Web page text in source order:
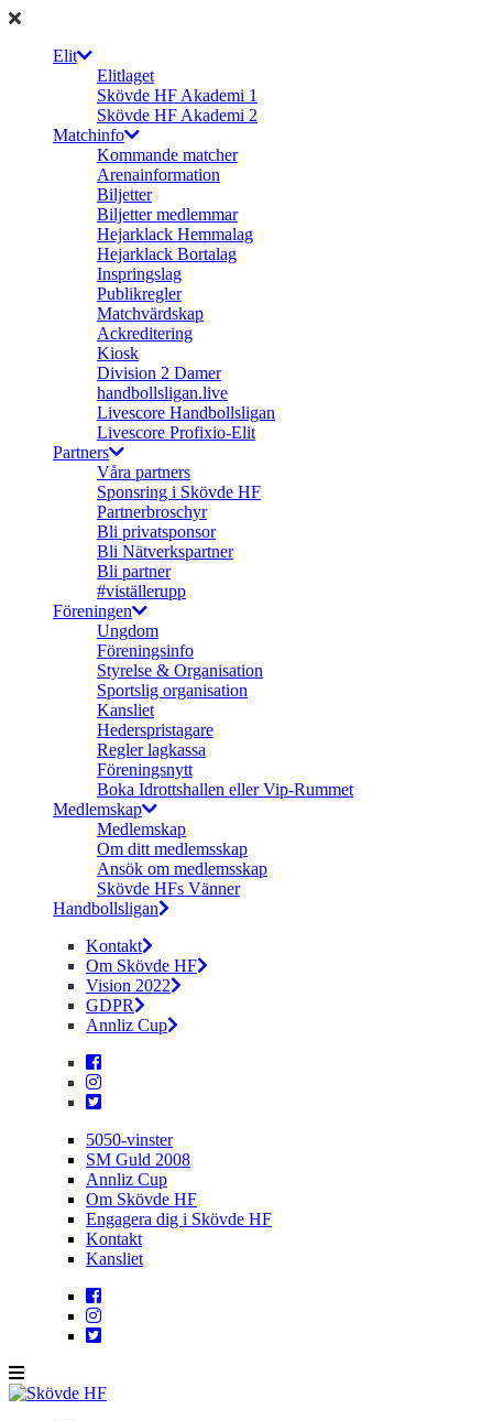
Elit
Elitlaget
Skövde HF Akademi 1
Skövde HF Akademi 2
Matchinfo
Kommande matcher
Arenainformation
Biljetter
Biljetter medlemmar
Hejarklack Hemmalag
Hejarklack Bortalag
Inspringslag
Publikregler
Matchvärdskap
Ackreditering
Kiosk
Division 2 Damer
handbollsligan.live
Livescore Handbollsligan
Livescore Profixio-Elit
Partners
Våra partners
Sponsring i Skövde HF
Partnerbroschyr
Bli privatsponsor
Bli Nätverkspartner
Bli partner
#viställerupp
Föreningen
Ungdom
Föreningsinfo
Styrelse & Organisation
Sportslig organisation
Kansliet
Hederspristagare
Regler lagkassa
Föreningsnytt
Boka Idrottshallen eller Vip-Rummet
Medlemskap
Medlemskap
Om ditt medlemsskap
Ansök om medlemsskap
Skövde HFs Vänner
Handbollsligan
Kontakt
Om Skövde HF
Vision 2022
GDPR
Annliz Cup
5050-vinster
SM Guld 2008
Annliz Cup
Om Skövde HF
Engagera dig i Skövde HF
Kontakt
Kansliet